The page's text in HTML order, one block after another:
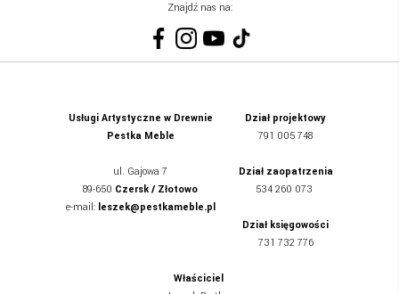
Znajdź nas na:
Usługi Artystyczne w Drewnie
Pestka Meble
ul. Gajowa 7
89-650 Czersk / Złotowo
e-mail: leszek@pestkameble.pl
Dział projektowy
791 005 748
Dział zaopatrzenia
534 260 073
Dział księgowości
731 732 776
Właściciel